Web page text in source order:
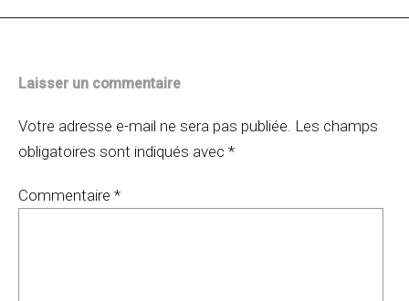
Laisser un commentaire
Votre adresse e-mail ne sera pas publiée. Les champs
obligatoires sont indiqués avec *
Commentaire *